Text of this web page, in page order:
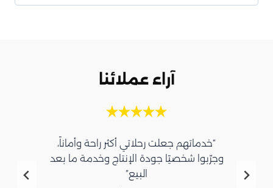
آراء عملائنا
“خدماتهم جعلت رحلاتي أكثر راحة وأماناً،
وجرّبوا شخصيًا جودة الإنتاج وخدمة ما بعد
البيع”